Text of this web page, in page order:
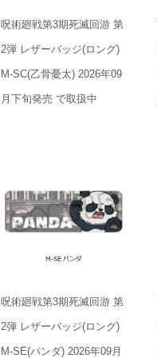
呪術廻戦第3期死滅回游 第
2弾 レザーバッジ(ロング)
M-SC(乙骨憂太) 2026年09
月下旬発売 で取扱中
呪術廻戦第3期死滅回游 第
2弾 レザーバッジ(ロング)
M-SE(パンダ) 2026年09月